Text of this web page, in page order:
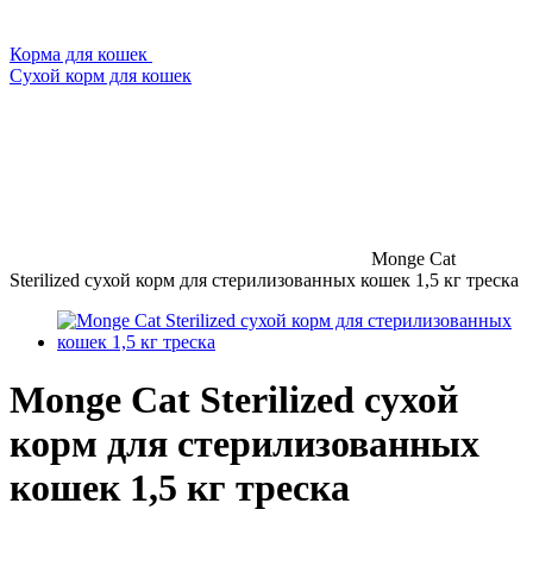
Корма для кошек
Сухой корм для кошек
Monge Cat
Sterilized сухой корм для стерилизованных кошек 1,5 кг треска
Monge Cat Sterilized сухой
корм для стерилизованных
кошек 1,5 кг треска